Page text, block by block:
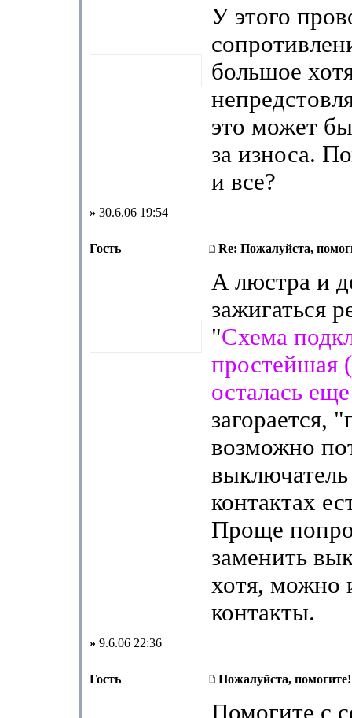
У этого
большое
это может
за износа.
и все?
» 30.6.06 19:54
Гость Re: Пожалуйста,
А люстра и
зажигаться
"Схема
простейшая
осталась
загорается,
возможно
контактах
Проще
заменить
хотя, можно
контакты.
» 9.6.06 22:36
Гость Пожалуйста,
Помогите с